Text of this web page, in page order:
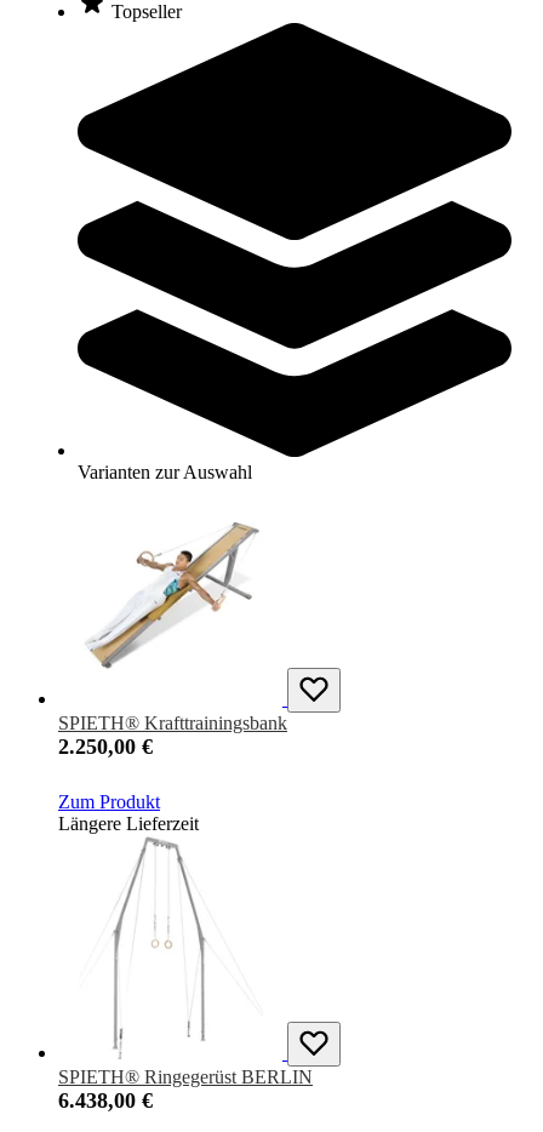
Topseller
Varianten zur Auswahl
Schaukelseil für Schaukelanlage
Zum Produkt
Sofort lieferbar
SPIETH® Trainerkonsole Club für Ringe
2.523,00 €
Zum Produkt
Sofort lieferbar
SPIETH® Krafttrainingsbank
2.250,00 €
Zum Produkt
Längere Lieferzeit
SPIETH® Ringegerüst BERLIN
6.438,00 €